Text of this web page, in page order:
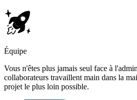
Équipe
Vous n'êtes plus jamais seul face à
collaborateurs travaillent main dans la
projet le plus loin possible.